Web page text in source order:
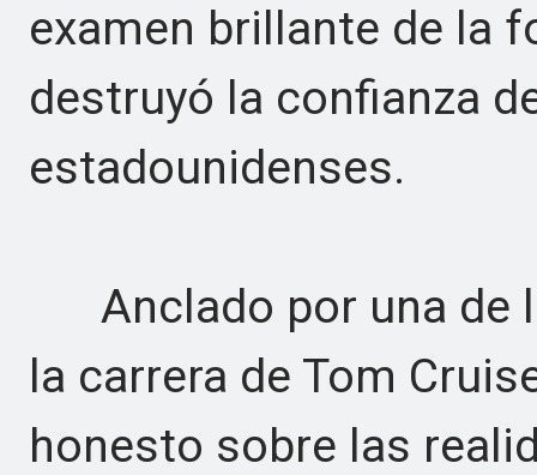
examen brillante de la
destruyó la confianza
estadounidenses.
Anclado por una de
la carrera de Tom
honesto sobre las